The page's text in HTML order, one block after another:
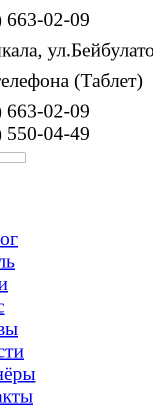
663-02-09
(Таблет)
663-02-09
550-04-49